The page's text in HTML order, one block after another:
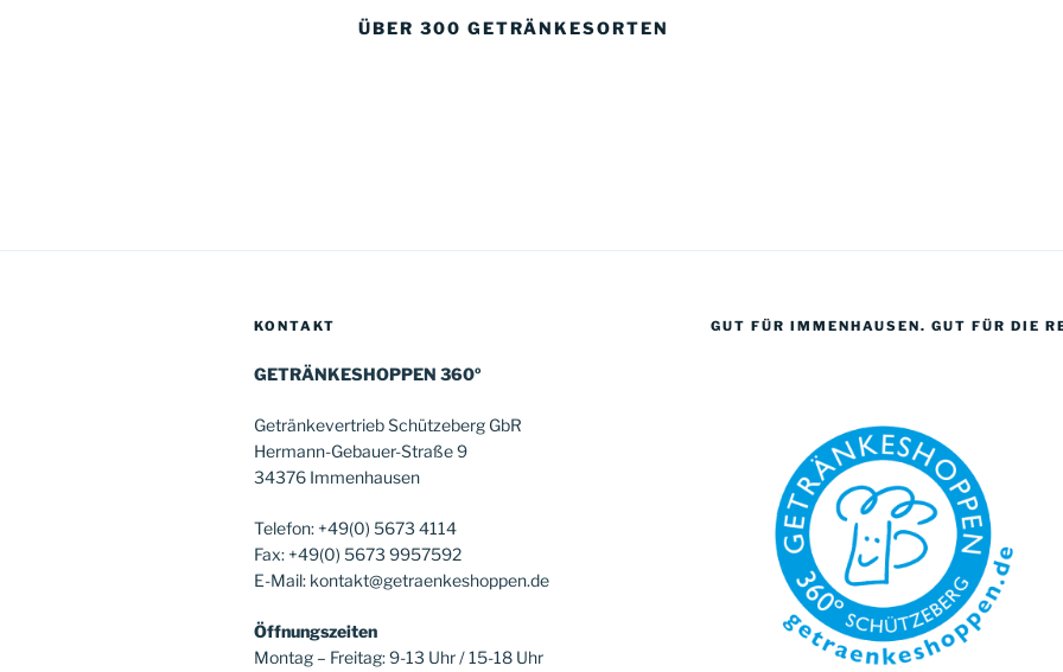
ÜBER 300 GETRÄNKESORTEN
KONTAKT
GETRÄNKESHOPPEN 360º
Getränkevertrieb Schützeberg GbR
Hermann-Gebauer-Straße 9
34376 Immenhausen
Telefon: +49(0) 5673 4114
Fax: +49(0) 5673 9957592
E-Mail: kontakt@getraenkeshoppen.de
Öffnungszeiten
Montag – Freitag: 9-13 Uhr / 15-18 Uhr
GUT FÜR IMMENHAUSEN. GUT FÜR DIE